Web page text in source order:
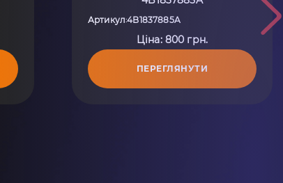
Артикул:4B1837885A
Ціна: 800 грн.
ПЕРЕГЛЯНУТИ